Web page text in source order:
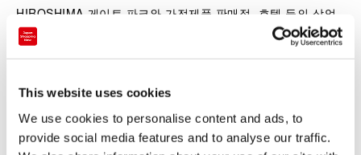
This website uses cookies
We use cookies to personalise content and ads, to
provide social media features and to analyse our traffic.
HIROSHIMA 게이트 파크와 가전제품 판매점, 호텔 등의 상업
시설도 잘 되어 있습니다.
・면세 카운터
・다양한 언어 대응이 가능한 스태프